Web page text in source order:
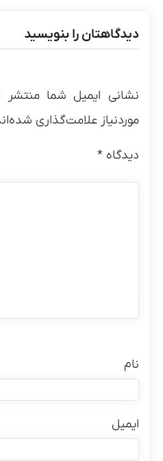
دیدگاهتان را بنویسید
نشانی ایمیل شما
موردنیاز علامت‌گذاری
دیدگاه*
نام
ایمیل